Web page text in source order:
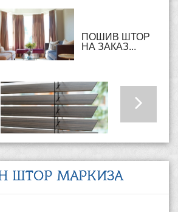
ПОШИВ ШТОР
НА ЗАКАЗ...
ШТОР МАРКИЗА